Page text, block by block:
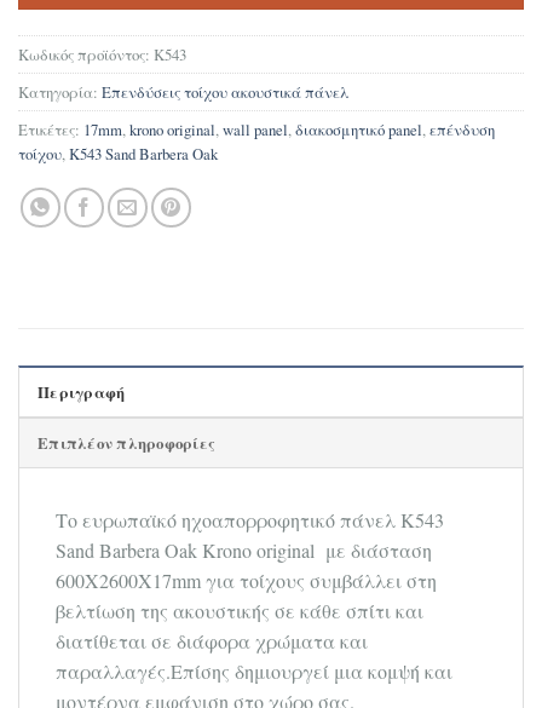
Κωδικός προϊόντος: K543
Κατηγορία: Επενδύσεις τοίχου ακουστικά πάνελ
Ετικέτες: 17mm,krono original,wall panel,διακοσμητικό panel,επένδυση
τοίχου,Κ543 Sand Barbera Oak
Περιγραφή
Επιπλέον πληροφορίες
Το ευρωπαϊκό ηχοαπορροφητικό πάνελ K543
Sand Barbera Oak Krono original με διάσταση
600Χ2600Χ17mm για τοίχους συμβάλλει στη
βελτίωση της ακουστικής σε κάθε σπίτι και
διατίθεται σε διάφορα χρώματα και
παραλλαγές.Επίσης δημιουργεί μια κομψή και
μοντέρνα εμφάνιση στο χώρο σας.